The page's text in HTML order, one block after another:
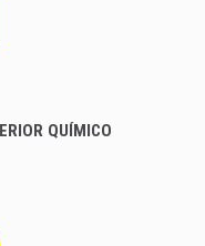
QUÍMICO